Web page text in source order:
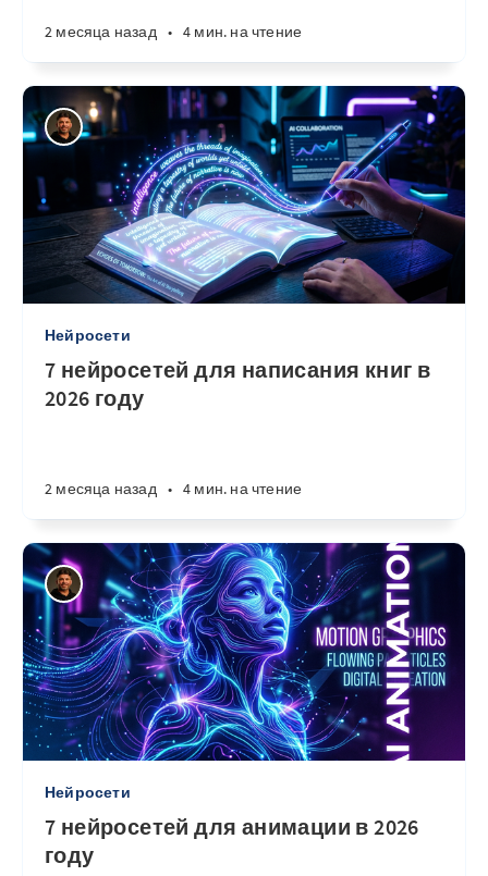
2 месяца назад • 4 мин. на чтение
Нейросети
7 нейросетей для написания книг в
2026 году
2 месяца назад • 4 мин. на чтение
Нейросети
7 нейросетей для анимации в 2026
году